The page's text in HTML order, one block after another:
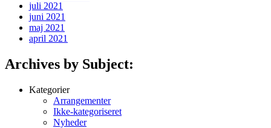
juli 2021
juni 2021
maj 2021
april 2021
Archives by Subject:
Kategorier
Arrangementer
Ikke-kategoriseret
Nyheder